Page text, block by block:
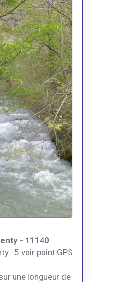
- 11140
: 5 voir point GPS
une longueur de